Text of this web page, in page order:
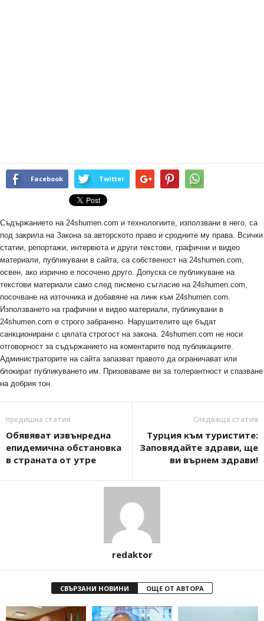
Facebook Twitter
Съдържанието на 24shumen.com и технологиите, използвани в него, са
под закрила на Закона за авторското право и сродните му права. Всички
статии, репортажи, интервюта и други текстови, графични и видео
материали, публикувани в сайта, са собственост на 24shumen.com,
освен, ако изрично е посочено друго. Допуска се публикуване на
текстови материали само след писмено съгласие на 24shumen.com,
посочване на източника и добавяне на линк към 24shumen.com.
Използването на графични и видео материали, публикувани в
24shumen.com е строго забранено. Нарушителите ще бъдат
санкционирани с цялата строгост на закона. 24shumen.com не носи
отговорност за съдържанието на коментарите под публикациите.
Администраторите на сайта запазват правото да ограничават или
блокират публикуването им. Призоваваме ви за толерантност и спазване
на добрия тон.
предишна статия
Обявяват извънредна
епидемична обстановка
в страната от утре
Следваща статия
Турция към туристите:
Заповядайте здрави, ще
ви върнем здрави!
redaktor
СВЪРЗАНИ НОВИНИ ОЩЕ ОТ АВТОРА